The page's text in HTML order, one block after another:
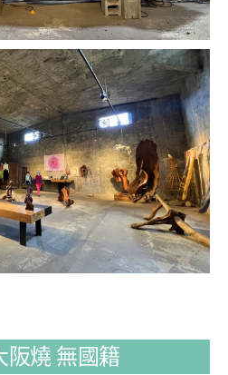
阪燒 無國籍